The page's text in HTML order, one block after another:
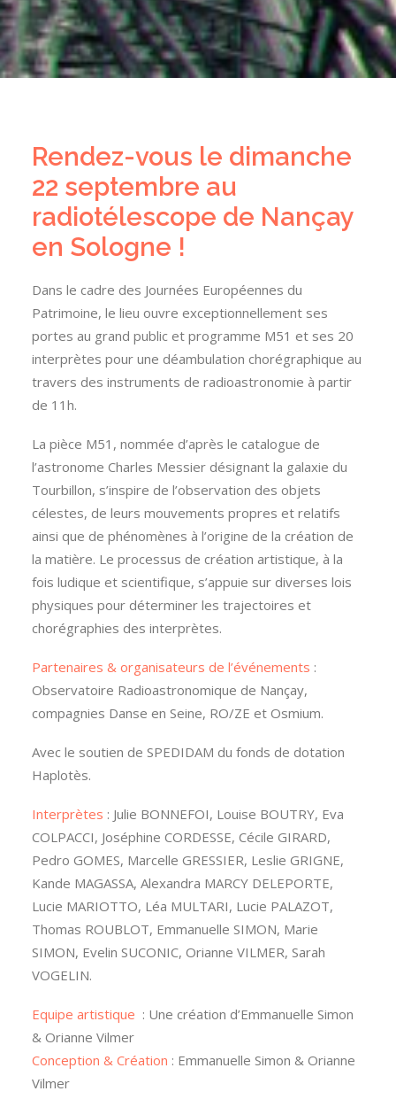
Rendez-vous le dimanche
22 septembre au
radiotélescope de Nançay
en Sologne !
Dans le cadre des Journées Européennes du
Patrimoine, le lieu ouvre exceptionnellement ses
portes au grand public et programme M51 et ses 20
interprètes pour une déambulation chorégraphique au
travers des instruments de radioastronomie à partir
de 11h.
La pièce M51, nommée d’après le catalogue de
l’astronome Charles Messier désignant la galaxie du
Tourbillon, s’inspire de l’observation des objets
célestes, de leurs mouvements propres et relatifs
ainsi que de phénomènes à l’origine de la création de
la matière. Le processus de création artistique, à la
fois ludique et scientifique, s’appuie sur diverses lois
physiques pour déterminer les trajectoires et
chorégraphies des interprètes.
Partenaires & organisateurs de l’événements :
Observatoire Radioastronomique de Nançay,
compagnies Danse en Seine, RO/ZE et Osmium.
Avec le soutien de SPEDIDAM du fonds de dotation
Haplotès.
Interprètes : Julie BONNEFOI, Louise BOUTRY, Eva
COLPACCI, Joséphine CORDESSE, Cécile GIRARD,
Pedro GOMES, Marcelle GRESSIER, Leslie GRIGNE,
Kande MAGASSA, Alexandra MARCY DELEPORTE,
Lucie MARIOTTO, Léa MULTARI, Lucie PALAZOT,
Thomas ROUBLOT, Emmanuelle SIMON, Marie
SIMON, Evelin SUCONIC, Orianne VILMER, Sarah
VOGELIN.
Equipe artistique : Une création d’Emmanuelle Simon
& Orianne Vilmer
Conception & Création : Emmanuelle Simon & Orianne
Vilmer